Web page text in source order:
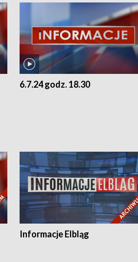
6.7.24 godz. 18.30
Informacje Elbląg